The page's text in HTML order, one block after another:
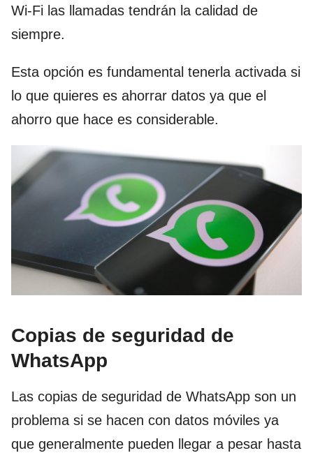
Wi-Fi las llamadas tendrán la calidad de
siempre.
Esta opción es fundamental tenerla activada si
lo que quieres es ahorrar datos ya que el
ahorro que hace es considerable.
Copias de seguridad de
WhatsApp
Las copias de seguridad de WhatsApp son un
problema si se hacen con datos móviles ya
que generalmente pueden llegar a pesar hasta